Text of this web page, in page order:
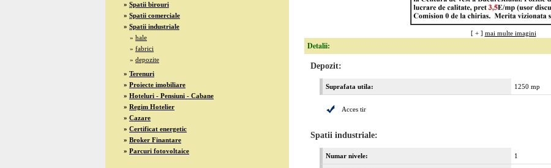
» Spatii birouri
» Spatii comerciale
» Spatii industriale
» hale
» fabrici
» depozite
» Terenuri
» Proiecte imobiliare
» Hoteluri - Pensiuni - Cabane
» Regim Hotelier
» Cazare
» Certificat energetic
» Broker Finantare
» Parcuri fotovoltaice
[ + ] mai multe imagini
Detalii:
Depozit:
Suprafata utila: 1250 mp
Acces tir
Spatii industriale:
Numar nivele: 1